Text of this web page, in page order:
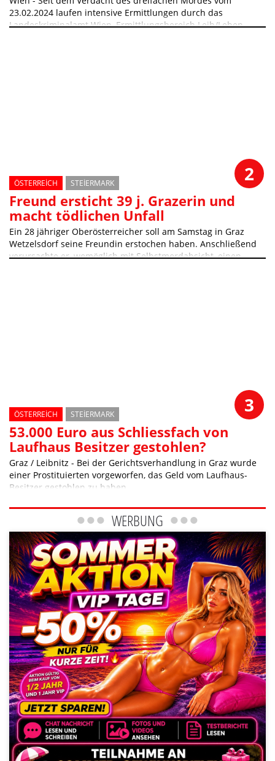
23.02.2024 laufen intensive Ermittlungen durch das
Landeskriminalamt Wien, Ermittlungsbereich Leib/Leben
ÖSTERREICH STEIERMARK 2
Freund ersticht 39 j. Grazerin und
macht tödlichen Unfall
Ein 28 jähriger Oberösterreicher soll am Samstag in Graz
Wetzelsdorf seine Freundin erstochen haben. Anschließend
verursachte er, womöglich mit Selbstmordabsicht, einen
ÖSTERREICH STEIERMARK 3
53.000 Euro aus Schliessfach von
Laufhaus Besitzer gestohlen?
Graz / Leibnitz - Bei der Gerichtsverhandlung in Graz wurde
einer Prostituierten vorgeworfen, das Geld vom Laufhaus-
Besitzer gestohlen zu haben
WERBUNG